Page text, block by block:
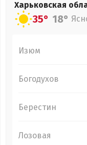
Харьковская
35° 18°
Изюм
Богодухов
Берестин
Лозовая